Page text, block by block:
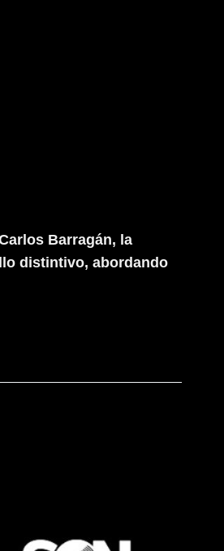
Barragán, la
distintivo, abordando